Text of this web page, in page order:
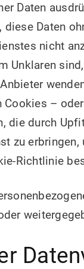
Daten
diese Daten
nicht
Unklaren
Cookies –
die durch
zu
Richtlinie